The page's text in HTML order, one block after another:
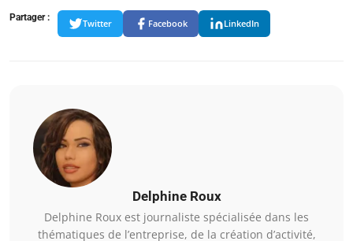
Partager :
Twitter Facebook LinkedIn
Delphine Roux
Delphine Roux est journaliste spécialisée dans les
thématiques de l’entreprise, de la création d’activité,